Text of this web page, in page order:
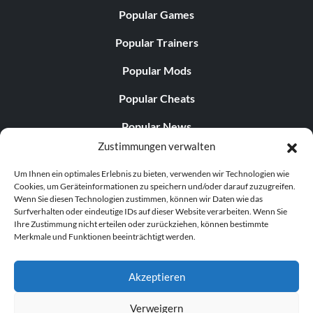
Zustimmungen verwalten
Um Ihnen ein optimales Erlebnis zu bieten, verwenden wir Technologien wie
Cookies, um Geräteinformationen zu speichern und/oder darauf zuzugreifen.
Wenn Sie diesen Technologien zustimmen, können wir Daten wie das
Surfverhalten oder eindeutige IDs auf dieser Website verarbeiten. Wenn Sie
Ihre Zustimmung nicht erteilen oder zurückziehen, können bestimmte
Merkmale und Funktionen beeinträchtigt werden.
Akzeptieren
Verweigern
Vorteil mit sich. Mit dem Zauber „Sprung“ kannst du
beispielsweise über Berge springen, aber in engen Räumen
könntest du in einer Wand stecken bleiben und bist dann
Hinweis: Einige Zaubersprüche erfordern eine große
Anzahl an Verzauberungspunkten von der Waffe, mit der
erfordern allein für den Anfang bis zu 50 Punkte, und die
einzige Waffe, die dies bewältigen kann, wäre ein
Ebenholzstab.
Mit Diebstahl davonkommen:
Du weißt ja, wie man zu Beginn eines neuen Spiels die
Limeware-Platte stehlen kann, ohne erwischt zu werden –
Popular Games
Popular Trainers
Popular Mods
Popular Cheats
Popular News
Popular Editorials
Popular Free Games
LATEST UPDATES